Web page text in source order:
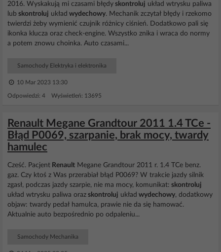
2016. Wyskakują mi czasami błędy skontroluj układ wtrysku paliwa
lub skontroluj układ wydechowy. Mechanik zczytał błędy i rzekomo
twierdzi żeby wymienić czujnik różnicy ciśnień. Dodatkowo pali się
ikonka klucza oraz check-engine. Wszystko znika i wraca do normy
a potem znowu choinka. Auto czasami...
Samochody Elektryka i elektronika
10 Mar 2023 13:30
Odpowiedzi: 4 Wyświetleń: 13695
Renault Megane Grandtour 2011 1.4 TCe -
Błąd P0069, szarpanie, brak mocy, twardy
hamulec
Cześć. Pacjent Renault Megane Grandtour 2011 r. 1.4 TCe benz.
gaz. Czy ktoś z Was przerabiał błąd P0069? W trakcie jazdy silnik
zgasł, podczas jazdy szarpie, nie ma mocy, komunikat: skontroluj
układ wtrysku paliwa oraz skontroluj układ wydechowy, dodatkowy
objaw: twardy pedał hamulca, prawie nie da się hamować.
Aktualnie auto bezpośrednio po odpaleniu...
Samochody Mechanika